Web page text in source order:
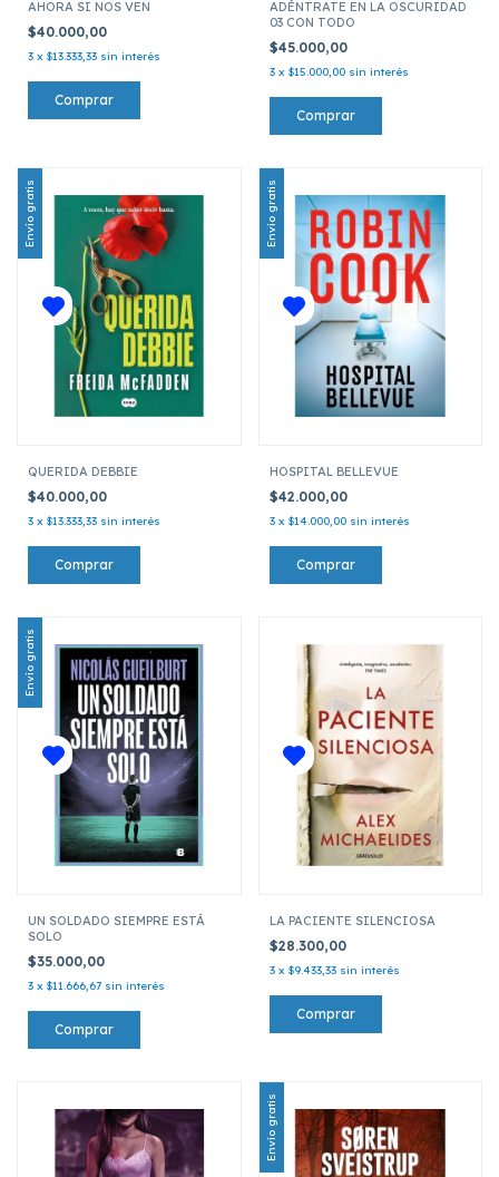
AHORA SI NOS VEN
$40.000,00
3 x $13.333,33 sin interés
ADÉNTRATE EN LA OSCURIDAD
03 CON TODO
$45.000,00
3 x $15.000,00 sin interés
Envío gratis
QUERIDA DEBBIE
$40.000,00
3 x $13.333,33 sin interés
Envío gratis
HOSPITAL BELLEVUE
$42.000,00
3 x $14.000,00 sin interés
Envío gratis
UN SOLDADO SIEMPRE ESTÁ
SOLO
$35.000,00
3 x $11.666,67 sin interés
LA PACIENTE SILENCIOSA
$28.300,00
3 x $9.433,33 sin interés
Envío gratis